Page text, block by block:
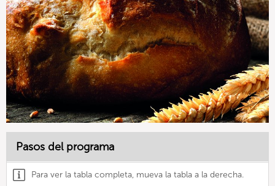
Pasos del programa
Para ver la tabla completa, mueva la tabla a la derecha.